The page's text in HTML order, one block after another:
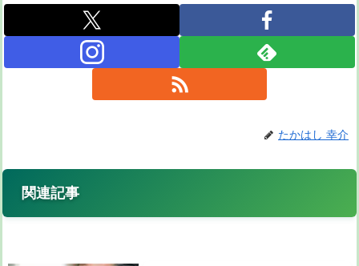
たかはし 幸介
関連記事